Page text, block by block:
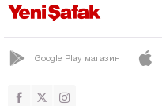
ЛИДЖЕ
СИЛЬВАН
СУР
ЙЕНИШЕХИР
Google Play магазин